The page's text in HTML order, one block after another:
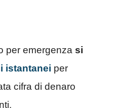
per emergenza si
istantanei per
cifra di denaro